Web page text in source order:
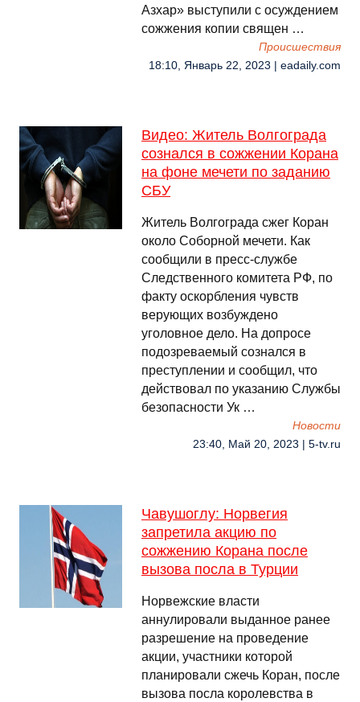
Азхар» выступили с осуждением
сожжения копии священ …
Происшествия
18:10, Январь 22, 2023 | eadaily.com
Видео: Житель Волгограда
сознался в сожжении Корана
на фоне мечети по заданию
СБУ
Житель Волгограда сжег Коран
около Соборной мечети. Как
сообщили в пресс-службе
Следственного комитета РФ, по
факту оскорбления чувств
верующих возбуждено
уголовное дело. На допросе
подозреваемый сознался в
преступлении и сообщил, что
действовал по указанию Службы
безопасности Ук …
Новости
23:40, Май 20, 2023 | 5-tv.ru
Чавушоглу: Норвегия
запретила акцию по
сожжению Корана после
вызова посла в Турции
Норвежские власти
аннулировали выданное ранее
разрешение на проведение
акции, участники которой
планировали сжечь Коран, после
вызова посла королевства в